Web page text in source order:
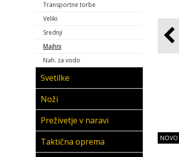
Transportne torbe
Veliki
Srednji
Majhni
Nah. za vodo
Svetilke
Noži
Preživetje v naravi
Taktična oprema
NOVO